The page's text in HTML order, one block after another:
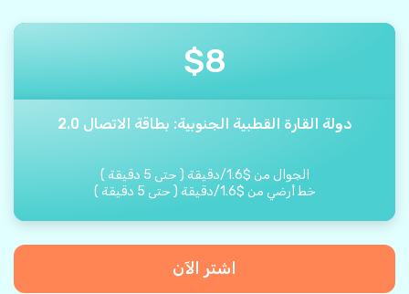
$8
دولة القارة القطبية الجنوبية: بطاقة الاتصال 2.0
الجوال من $
1.6
/دقيقة ( حتى 5 دقيقة )
خط أرضي من $
1.6
/دقيقة ( حتى 5 دقيقة )
اشتر الآن